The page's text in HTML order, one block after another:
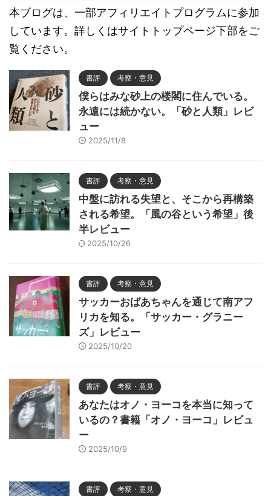
本ブログは、一部アフィリエイトプログラムに参加
しています。詳しくはサイトトップページ下部をご
覧ください。
書評 考察・意見
僕らはみな砂上の楼閣に住んでいる。
永遠には続かない。「砂と人類」レビ
ュー
2025/11/8
書評 考察・意見
中盤に訪れる失望と、そこから再構築
される希望。「風の谷という希望」後
半レビュー
2025/10/26
書評 考察・意見
サッカーおばあちゃんを通じて南アフ
リカを知る。「サッカー・グラニー
ズ」レビュー
2025/10/20
書評 考察・意見
あなたはオノ・ヨーコを本当に知って
いるの？書籍「オノ・ヨーコ」レビュ
ー
2025/10/9
書評 考察・意見